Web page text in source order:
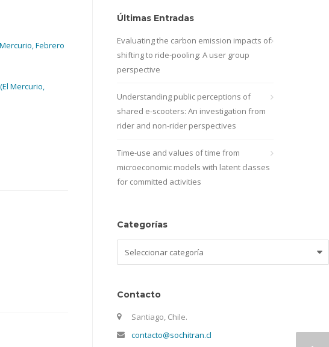
Febrero
Mercurio,
Últimas Entradas
Evaluating the carbon emission impacts of
shifting to ride-pooling: A user group
perspective
Understanding public perceptions of
shared e-scooters: An investigation from
rider and non-rider perspectives
Time-use and values of time from
microeconomic models with latent classes
for committed activities
Categorías
Contacto
Santiago, Chile.
contacto@sochitran.cl